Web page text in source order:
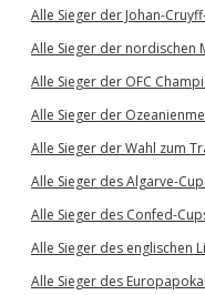
Alle Sieger der Johan-
Alle Sieger der nordischen
Alle Sieger der OFC
Alle Sieger der
Alle Sieger der Wahl zum
Alle Sieger des Algarve-
Alle Sieger des Confed-
Alle Sieger des englischen
Alle Sieger des